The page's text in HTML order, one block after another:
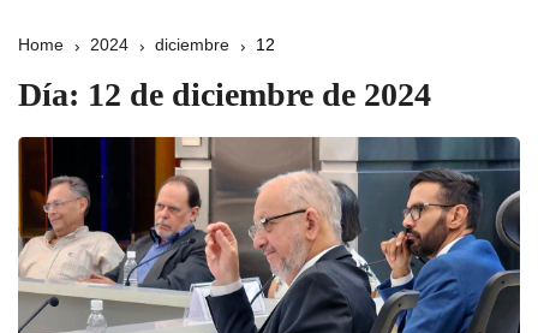
Home 2024 diciembre 12
Día: 12 de diciembre de 2024